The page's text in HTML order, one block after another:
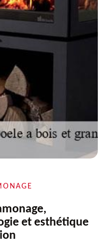
et esthétique